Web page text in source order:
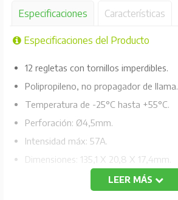
Especificaciones Características
Especificaciones del Producto
12 regletas con tornillos imperdibles.
Polipropileno, no propagador de llama.
Temperatura de -25°C hasta +55°C.
Perforación: Ø4,5mm.
Intensidad máx: 57A.
Dimensiones: 135,1 X 20,8 X 17,4mm.
LEER MÁS